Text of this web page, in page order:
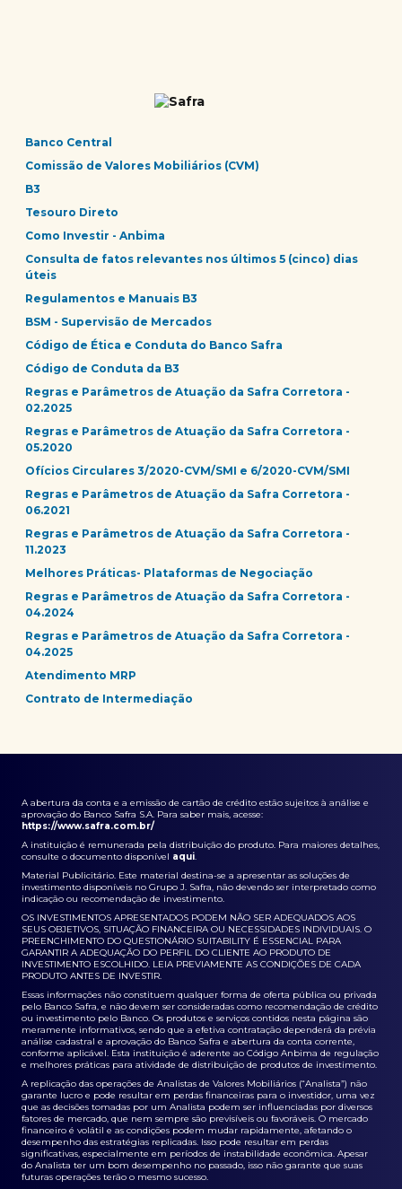
Banco Central
Comissão de Valores Mobiliários (CVM)
B3
Tesouro Direto
Como Investir - Anbima
Consulta de fatos relevantes nos últimos 5 (cinco) dias
úteis
Regulamentos e Manuais B3
BSM - Supervisão de Mercados
Código de Ética e Conduta do Banco Safra
Código de Conduta da B3
Regras e Parâmetros de Atuação da Safra Corretora -
02.2025
Regras e Parâmetros de Atuação da Safra Corretora -
05.2020
Ofícios Circulares 3/2020-CVM/SMI e 6/2020-CVM/SMI
Regras e Parâmetros de Atuação da Safra Corretora -
06.2021
Regras e Parâmetros de Atuação da Safra Corretora -
11.2023
Melhores Práticas- Plataformas de Negociação
Regras e Parâmetros de Atuação da Safra Corretora -
04.2024
Regras e Parâmetros de Atuação da Safra Corretora -
04.2025
Atendimento MRP
Contrato de Intermediação
A abertura da conta e a emissão de cartão de crédito estão sujeitos à análise e
aprovação do Banco Safra S.A. Para saber mais, acesse:
https://www.safra.com.br/
A instituição é remunerada pela distribuição do produto. Para maiores detalhes,
consulte o documento disponível aqui.
Material Publicitário. Este material destina-se a apresentar as soluções de
investimento disponíveis no Grupo J. Safra, não devendo ser interpretado como
indicação ou recomendação de investimento.
OS INVESTIMENTOS APRESENTADOS PODEM NÃO SER ADEQUADOS AOS
SEUS OBJETIVOS, SITUAÇÃO FINANCEIRA OU NECESSIDADES INDIVIDUAIS. O
PREENCHIMENTO DO QUESTIONÁRIO SUITABILITY É ESSENCIAL PARA
GARANTIR A ADEQUAÇÃO DO PERFIL DO CLIENTE AO PRODUTO DE
INVESTIMENTO ESCOLHIDO. LEIA PREVIAMENTE AS CONDIÇÕES DE CADA
PRODUTO ANTES DE INVESTIR.
Essas informações não constituem qualquer forma de oferta pública ou privada
pelo Banco Safra, e não devem ser consideradas como recomendação de crédito
ou investimento pelo Banco. Os produtos e serviços contidos nesta página são
meramente informativos, sendo que a efetiva contratação dependerá da prévia
análise cadastral e aprovação do Banco Safra e abertura da conta corrente,
conforme aplicável. Esta instituição é aderente ao Código Anbima de regulação
e melhores práticas para atividade de distribuição de produtos de investimento.
A replicação das operações de Analistas de Valores Mobiliários (“Analista”) não
garante lucro e pode resultar em perdas financeiras para o investidor, uma vez
que as decisões tomadas por um Analista podem ser influenciadas por diversos
fatores de mercado, que nem sempre são previsíveis ou favoráveis. O mercado
financeiro é volátil e as condições podem mudar rapidamente, afetando o
desempenho das estratégias replicadas. Isso pode resultar em perdas
significativas, especialmente em períodos de instabilidade econômica. Apesar
do Analista ter um bom desempenho no passado, isso não garante que suas
futuras operações terão o mesmo sucesso.